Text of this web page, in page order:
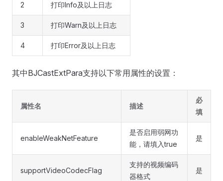
2 打印Info及以上日志
3 打印Warn及以上日志
4 打印Error及以上日志
其中BJCastExtPara支持以下常用属性的设置：
属性名 描述
必
填
enableWeakNetFeature
是否启用弱网功
能，请填入true
是
supportVideoCodecFlag
支持的视频编码
器格式
是